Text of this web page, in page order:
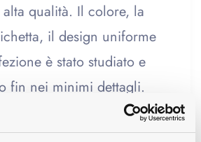
qualità. Il colore, la
il design uniforme
è stato studiato e
fin nei minimi dettagli.
si presenta con un colore